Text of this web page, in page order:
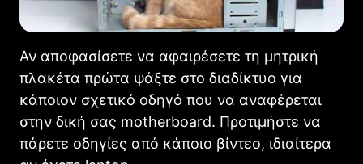
Αν αποφασίσετε να αφαιρέσετε τη μητρική
πλακέτα πρώτα ψάξτε στο διαδίκτυο για
κάποιον σχετικό οδηγό που να αναφέρεται
στην δική σας motherboard. Προτιμήστε να
πάρετε οδηγίες από κάποιο βίντεο, ιδιαίτερα